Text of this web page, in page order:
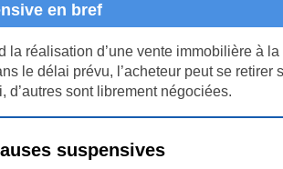
en bref
réalisation d’une vente immobilière à
le délai prévu, l’acheteur peut se
sont librement négociées.
suspensives